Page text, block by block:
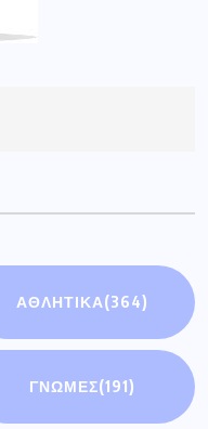
ΑΘΛΗΤΙΚΑ(364)
ΓΝΩΜΕΣ(191)